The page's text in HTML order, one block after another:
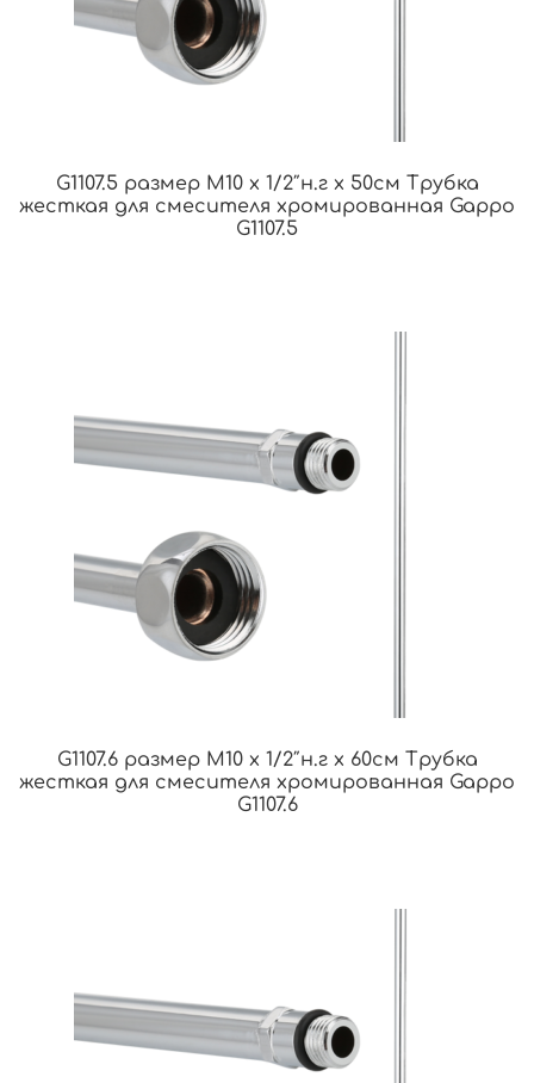
G1107.5 размер M10 х 1/2″н.г х 50см Трубка
жесткая для смесителя хромированная Gappo
G1107.5
G1107.6 размер M10 х 1/2″н.г х 60см Трубка
жесткая для смесителя хромированная Gappo
G1107.6